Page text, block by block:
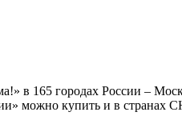
в 165 городах России –
можно купить и в странах